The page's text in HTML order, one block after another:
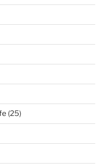
(25)